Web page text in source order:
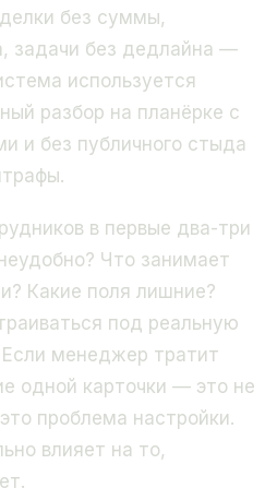
без суммы,
задачи без дедлайна —
используется
разбор на планёрке с
и без публичного стыда
в первые два-три
Что занимает
Какие поля лишние?
под реальную
менеджер тратит
одной карточки — это не
проблема настройки.
влияет на то,